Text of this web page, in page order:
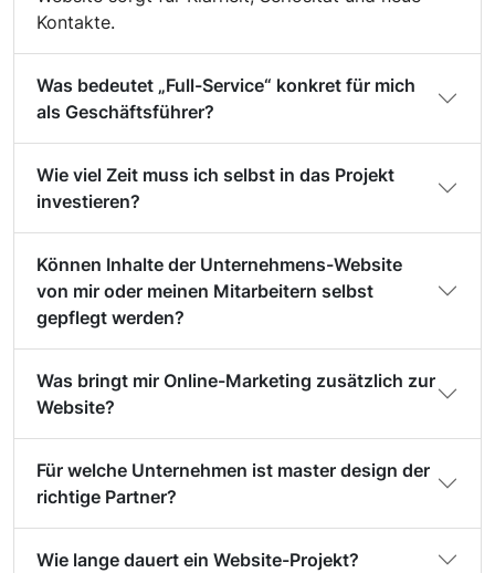
Kontakte.
Was bedeutet „Full-Service“ konkret für mich
als Geschäftsführer?
Wie viel Zeit muss ich selbst in das Projekt
investieren?
Können Inhalte der Unternehmens-Website
von mir oder meinen Mitarbeitern selbst
gepflegt werden?
Was bringt mir Online-Marketing zusätzlich zur
Website?
Für welche Unternehmen ist master design der
richtige Partner?
Wie lange dauert ein Website-Projekt?